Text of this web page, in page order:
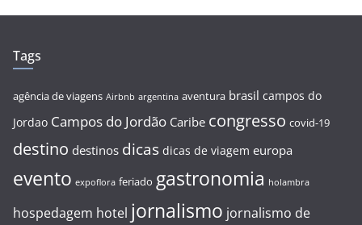
Tags
agência de viagens Airbnb argentina aventura brasil campos do
Jordao Campos do Jordão Caribe congresso covid-19
destino destinos dicas dicas de viagem europa
evento expoflora feriado gastronomia holambra
hospedagem hotel jornalismo jornalismo de